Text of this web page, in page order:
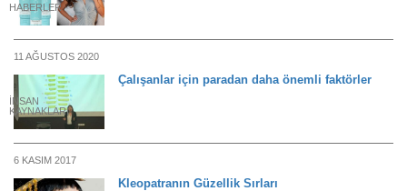
HABERLER
11 AĞUSTOS 2020
İNSAN
KAYNAKLARI
Çalışanlar için paradan daha önemli faktörler
6 KASIM 2017
Kleopatranın Güzellik Sırları